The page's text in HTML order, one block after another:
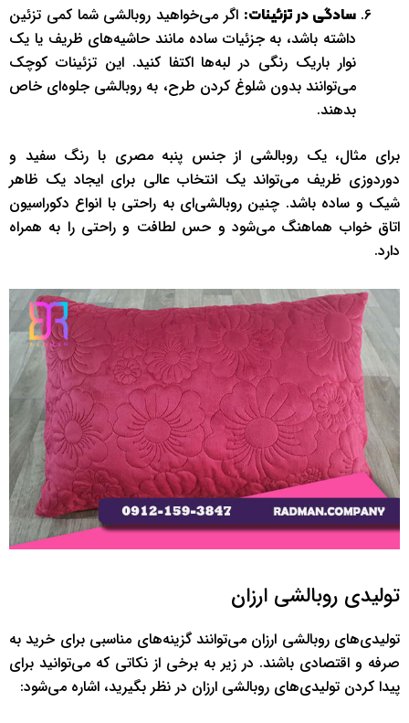
سادگی در تزئینات: اگر می‌خواهید روبالشی شما کمی تزئین
داشته باشد، به جزئیات ساده مانند حاشیه‌های ظریف یا یک
نوار باریک رنگی در لبه‌ها اکتفا کنید. این تزئینات کوچک
می‌توانند بدون شلوغ کردن طرح، به روبالشی جلوه‌ای خاص
بدهند.
برای مثال، یک روبالشی از جنس پنبه مصری با رنگ سفید و
دوردوزی ظریف می‌تواند یک انتخاب عالی برای ایجاد یک ظاهر
شیک و ساده باشد. چنین روبالشی‌ای به راحتی با انواع دکوراسیون
اتاق خواب هماهنگ می‌شود و حس لطافت و راحتی را به همراه
دارد.
تولیدی روبالشی ارزان
تولیدی‌های روبالشی ارزان می‌توانند گزینه‌های مناسبی برای خرید به
صرفه و اقتصادی باشند. در زیر به برخی از نکاتی که می‌توانید برای
پیدا کردن تولیدی‌های روبالشی ارزان در نظر بگیرید، اشاره می‌شود: